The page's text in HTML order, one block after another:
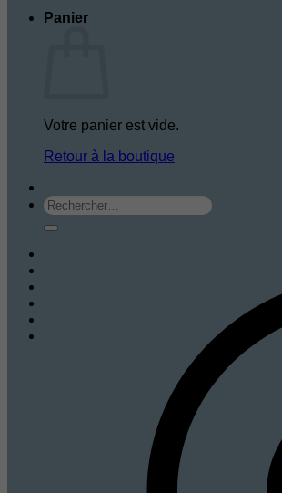
Panier
Votre panier est vide.
Retour à la boutique
Rechercher